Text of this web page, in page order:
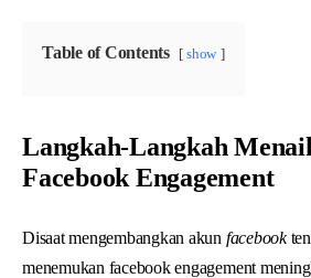
Table of Contents show
Langkah-Langkah
Facebook Engagement
Disaat mengembangkan akun facebook
menemukan facebook engagement